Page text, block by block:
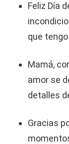
Feliz Día
que
Mamá,
amor se
detalles
Gracias